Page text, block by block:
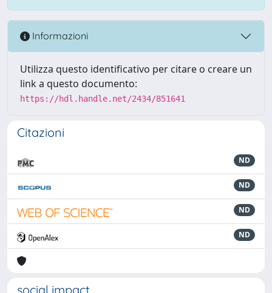
Informazioni
Utilizza questo identificativo per citare o creare un
link a questo documento:
https://hdl.handle.net/2434/851641
Citazioni
ND
ND
ND
ND
social impact